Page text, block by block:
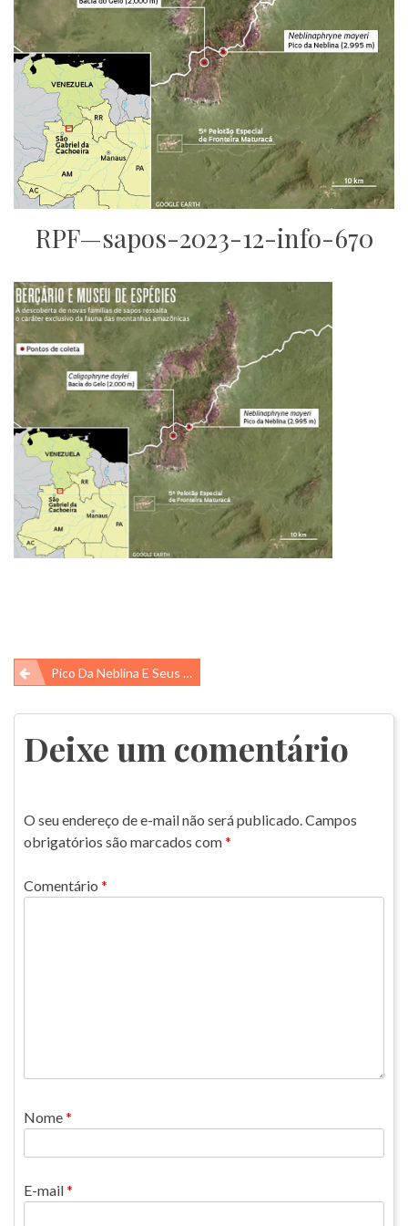
RPF—sapos-2023-12-info-670
Navegação
de
Post
Pico Da Neblina E Seus Sapos!!!
Deixe um comentário
O seu endereço de e-mail não será publicado. Campos
obrigatórios são marcados com*
Comentário *
Nome*
E-mail*